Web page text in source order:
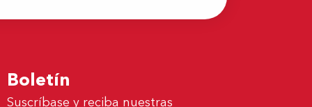
Boletín
Suscríbase y reciba nuestras